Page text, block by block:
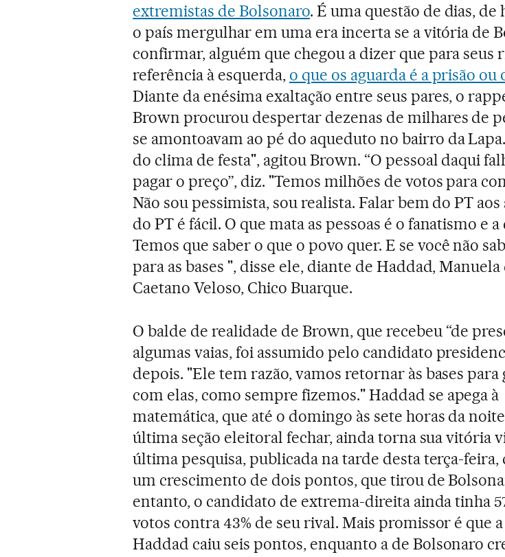
extremistas de Bolsonaro. É uma questão de dias, de
o país mergulhar em uma era incerta se a vitória de
confirmar, alguém que chegou a dizer que para seus
referência à esquerda, o que os aguarda é a prisão ou
Diante da enésima exaltação entre seus pares, o
Brown procurou despertar dezenas de milhares de
se amontoavam ao pé do aqueduto no bairro da
do clima de festa", agitou Brown. “O pessoal daqui
pagar o preço”, diz. "Temos milhões de votos para
Não sou pessimista, sou realista. Falar bem do PT
do PT é fácil. O que mata as pessoas é o fanatismo e a
Temos que saber o que o povo quer. E se você não
para as bases ", disse ele, diante de Haddad, Manuela
Caetano Veloso, Chico Buarque.
O balde de realidade de Brown, que recebeu “de
algumas vaias, foi assumido pelo candidato
depois. "Ele tem razão, vamos retornar às bases
com elas, como sempre fizemos." Haddad se apega à
matemática, que até o domingo às sete horas da
última seção eleitoral fechar, ainda torna sua vitória
última pesquisa, publicada na tarde desta terça-feira,
um crescimento de dois pontos, que tirou de
entanto, o candidato de extrema-direita ainda tinha
votos contra 43% de seu rival. Mais promissor é que
Haddad caiu seis pontos, enquanto a de Bolsonaro